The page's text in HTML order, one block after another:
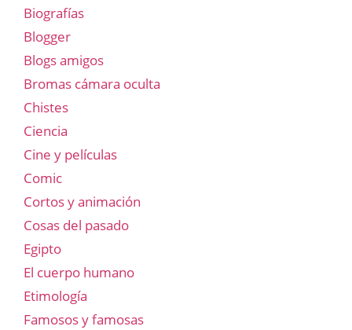
Biografías
Blogger
Blogs amigos
Bromas cámara oculta
Chistes
Ciencia
Cine y películas
Comic
Cortos y animación
Cosas del pasado
Egipto
El cuerpo humano
Etimología
Famosos y famosas